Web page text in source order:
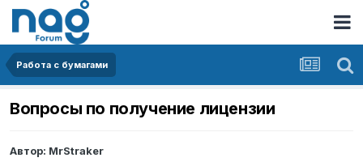
Работа с бумагами
Вопросы по получение лицензии
Автор: MrStraker